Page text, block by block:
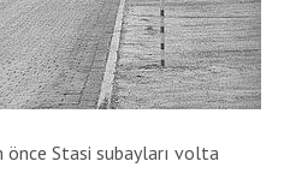
önce Stasi subayları volta